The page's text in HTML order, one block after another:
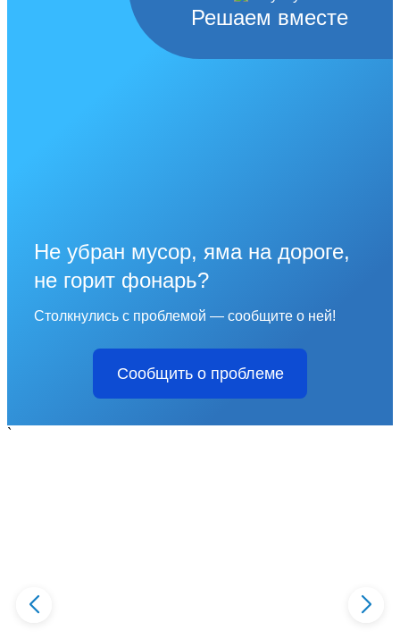
Решаем вместе
Не убран мусор, яма на дороге,
не горит фонарь?
Столкнулись с проблемой — сообщите о ней!
Сообщить о проблеме
`